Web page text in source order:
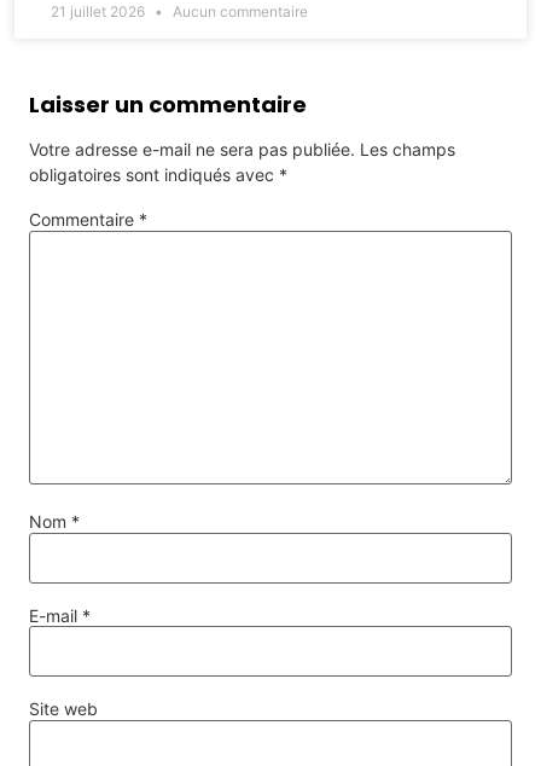
21 juillet 2026 Aucun commentaire
Laisser un commentaire
Votre adresse e-mail ne sera pas publiée. Les champs
obligatoires sont indiqués avec *
Commentaire *
Nom *
E-mail *
Site web